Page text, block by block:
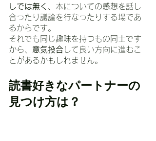
しでは無く、 本についての感想を話し
合ったり議論を行なったりする場であ
るからです。
それでも同じ趣味を持つもの同士です
から、 意気投合 して良い方向に進むこ
とがあるかもしれません。
読書好きなパートナーの
見つけ方は？